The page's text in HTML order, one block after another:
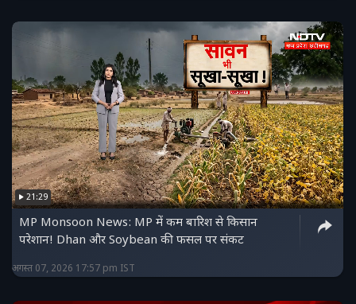
21:29
MP Monsoon News: MP में कम बारिश से किसान
परेशान! Dhan और Soybean की फसल पर संकट
अगस्त 07, 2026 17:57 pm IST